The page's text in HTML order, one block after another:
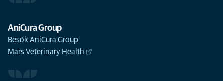
AniCura Group
Besök AniCura Group
Mars Veterinary Health